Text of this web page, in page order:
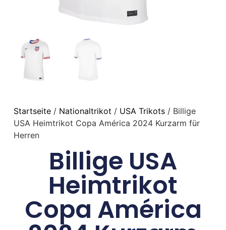
Startseite/ Nationaltrikot / USA Trikots/ Billige
USA Heimtrikot Copa América 2024 Kurzarm für
Herren
Billige USA
Heimtrikot
Copa América